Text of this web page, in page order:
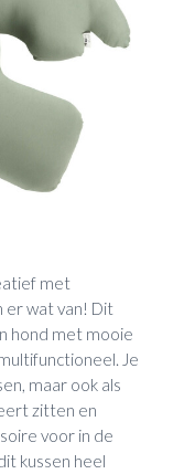
met
er wat van! Dit
hond met mooie
Je
maar ook als
zitten en
voor in de
kussen heel